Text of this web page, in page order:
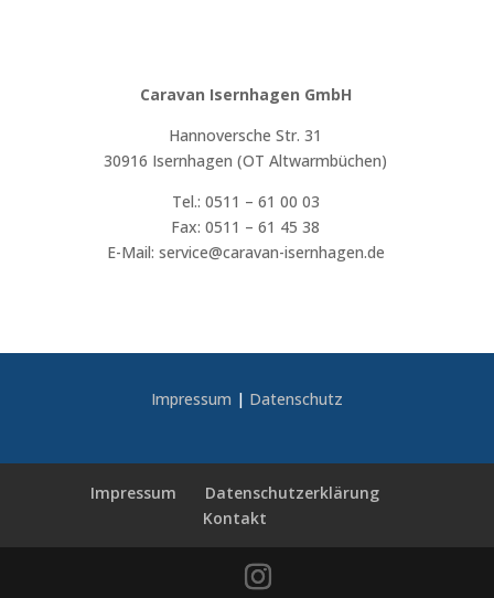
Caravan Isernhagen GmbH
Hannoversche Str. 31
30916 Isernhagen (OT Altwarmbüchen)
Tel.: 0511 – 61 00 03
Fax: 0511 – 61 45 38
E-Mail: service@caravan-isernhagen.de
Impressum | Datenschutz
Impressum
Datenschutzerklärung
Kontakt